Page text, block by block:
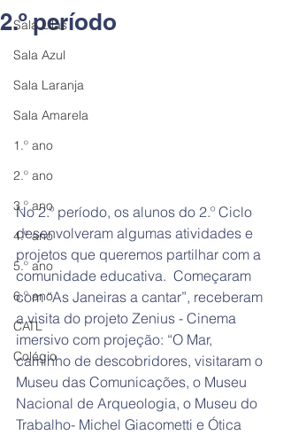
Sala Lilás
Sala Azul
Sala Laranja
Sala Amarela
1.º ano
2.º ano
3.º ano
4.º ano
5.º ano
6.º ano
CATL
Colégio
2.º período
No 2.º período, os alunos do 2.º Ciclo
desenvolveram algumas atividades e
projetos que queremos partilhar com a
comunidade educativa.  Começaram
com “As Janeiras a cantar”, receberam
a visita do projeto Zenius - Cinema
imersivo com projeção: “O Mar,
caminho de descobridores, visitaram o
Museu das Comunicações, o Museu
Nacional de Arqueologia, o Museu do
Trabalho- Michel Giacometti e Ótica